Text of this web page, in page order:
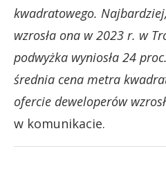
kwadratowego.
wzrosła ona w 2023 r. w
podwyżka wyniosła 24
średnia cena metra
ofercie deweloperów
w komunikacie.